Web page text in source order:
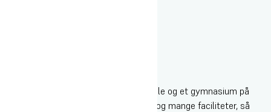
Det er rigtigt, at vi også har en efterskole og et gymnasium på
grunden. Vi har dog en rigtig stor grund og mange faciliteter, så